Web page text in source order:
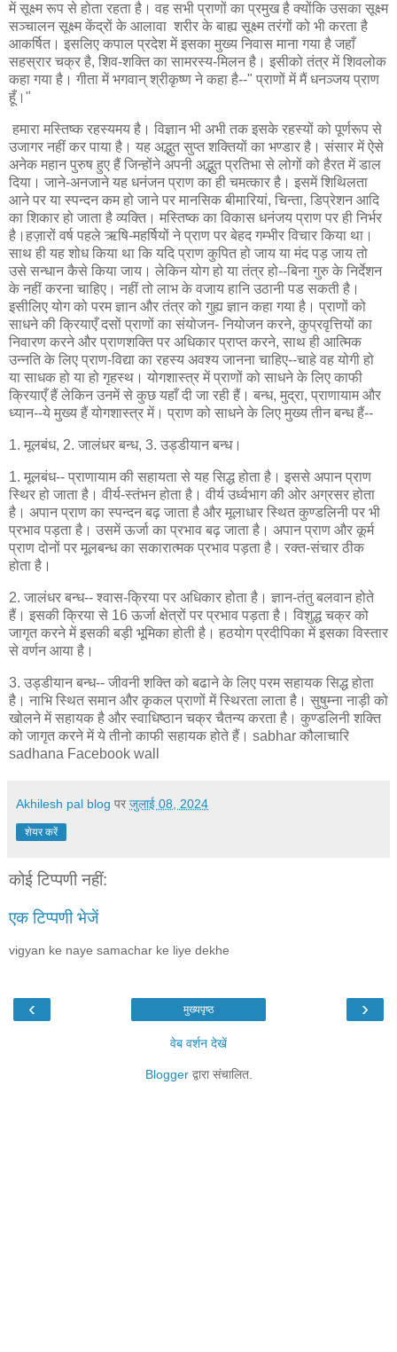
में सूक्ष्म रूप से होता रहता है। वह सभी प्राणों का प्रमुख है क्योंकि उसका सूक्ष्म
सञ्चालन सूक्ष्म केंद्रों के आलावा शरीर के बाह्य सूक्ष्म तरंगों को भी करता है
आकर्षित। इसलिए कपाल प्रदेश में इसका मुख्य निवास माना गया है जहाँ
सहस्रार चक्र है, शिव-शक्ति का सामरस्य-मिलन है। इसीको तंत्र में शिवलोक
कहा गया है। गीता में भगवान् श्रीकृष्ण ने कहा है--" प्राणों में मैं धनञ्जय प्राण
हूँ।"
हमारा मस्तिष्क रहस्यमय है। विज्ञान भी अभी तक इसके रहस्यों को पूर्णरूप से
उजागर नहीं कर पाया है। यह अद्भुत सुप्त शक्तियों का भण्डार है। संसार में ऐसे
अनेक महान पुरुष हुए हैं जिन्होंने अपनी अद्भुत प्रतिभा से लोगों को हैरत में डाल
दिया। जाने-अनजाने यह धनंजन प्राण का ही चमत्कार है। इसमें शिथिलता
आने पर या स्पन्दन कम हो जाने पर मानसिक बीमारियां, चिन्ता, डिप्रेशन आदि
का शिकार हो जाता है व्यक्ति। मस्तिष्क का विकास धनंजय प्राण पर ही निर्भर
है।हज़ारों वर्ष पहले ऋषि-महर्षियों ने प्राण पर बेहद गम्भीर विचार किया था।
साथ ही यह शोध किया था कि यदि प्राण कुपित हो जाय या मंद पड़ जाय तो
उसे सन्धान कैसे किया जाय। लेकिन योग हो या तंत्र हो--बिना गुरु के निर्देशन
के नहीं करना चाहिए। नहीं तो लाभ के वजाय हानि उठानी पड सकती है।
इसीलिए योग को परम ज्ञान और तंत्र को गुह्य ज्ञान कहा गया है। प्राणों को
साधने की क्रियाएँ दसों प्राणों का संयोजन- नियोजन करने, कुप्रवृत्तियों का
निवारण करने और प्राणशक्ति पर अधिकार प्राप्त करने, साथ ही आत्मिक
उन्नति के लिए प्राण-विद्या का रहस्य अवश्य जानना चाहिए--चाहे वह योगी हो
या साधक हो या हो गृहस्थ। योगशास्त्र में प्राणों को साधने के लिए काफी
क्रियाएँ हैं लेकिन उनमें से कुछ यहाँ दी जा रही हैं। बन्ध, मुद्रा, प्राणायाम और
ध्यान--ये मुख्य हैं योगशास्त्र में। प्राण को साधने के लिए मुख्य तीन बन्ध हैं--
1. मूलबंध, 2. जालंधर बन्ध, 3. उड्डीयान बन्ध।
1. मूलबंध-- प्राणायाम की सहायता से यह सिद्ध होता है। इससे अपान प्राण
स्थिर हो जाता है। वीर्य-स्तंभन होता है। वीर्य उर्ध्वभाग की ओर अग्रसर होता
है। अपान प्राण का स्पन्दन बढ़ जाता है और मूलाधार स्थित कुण्डलिनी पर भी
प्रभाव पड़ता है। उसमें ऊर्जा का प्रभाव बढ़ जाता है। अपान प्राण और कूर्म
प्राण दोनों पर मूलबन्ध का सकारात्मक प्रभाव पड़ता है। रक्त-संचार ठीक
होता है।
2. जालंधर बन्ध-- श्वास-क्रिया पर अधिकार होता है। ज्ञान-तंतु बलवान होते
हैं। इसकी क्रिया से 16 ऊर्जा क्षेत्रों पर प्रभाव पड़ता है। विशुद्ध चक्र को
जागृत करने में इसकी बड़ी भूमिका होती है। हठयोग प्रदीपिका में इसका विस्तार
से वर्णन आया है।
3. उड्डीयान बन्ध-- जीवनी शक्ति को बढाने के लिए परम सहायक सिद्ध होता
है। नाभि स्थित समान और कृकल प्राणों में स्थिरता लाता है। सुषुम्ना नाड़ी को
खोलने में सहायक है और स्वाधिष्ठान चक्र चैतन्य करता है। कुण्डलिनी शक्ति
को जागृत करने में ये तीनो काफी सहायक होते हैं। sabhar कौलाचारि
sadhana Facebook wall
Akhilesh pal blog पर जुलाई 08, 2024
शेयर करें
कोई टिप्पणी नहीं:
एक टिप्पणी भेजें
vigyan ke naye samachar ke liye dekhe
‹ ›
मुख्यपृष्ठ
वेब वर्शन देखें
Bloggerद्वारा संचालित.